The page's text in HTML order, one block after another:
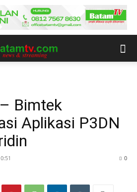
Bimtek
Aplikasi P3DN
0